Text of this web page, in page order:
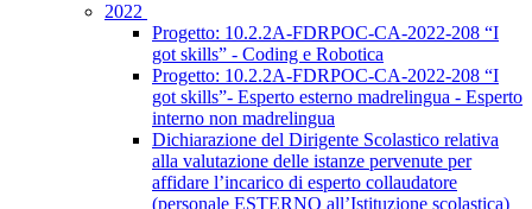
2022
Progetto: 10.2.2A-FDRPOC-CA-2022-208 “I
got skills” - Coding e Robotica
Progetto: 10.2.2A-FDRPOC-CA-2022-208 “I
got skills”- Esperto esterno madrelingua - Esperto
interno non madrelingua
Dichiarazione del Dirigente Scolastico relativa
alla valutazione delle istanze pervenute per
affidare l’incarico di esperto collaudatore
(personale ESTERNO all’Istituzione scolastica)